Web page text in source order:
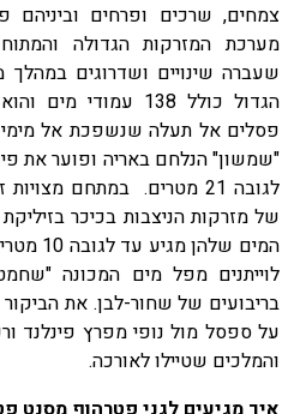
צמחים, שרכים ופרחים וביניהם
מערכת המזרקות הגדולה
שעברה שינויים ושדרוגים
הגדול כולל 138
פסלים אל תעלה שנשפכת אל
"שמשון" הנלחם באריה ופוער את
לגובה 21 מטרים. במתחם
של מזרקות הניצבות בכיכר
המים
לוייתנים מפל מים המכונה
בריבועים של שחור-לבן. את
על ספסל מול נופי מפרץ פינלנד
והמלכים שטיילו לאורכה.